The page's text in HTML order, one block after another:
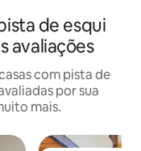
de esqui
avaliações
com pista de
por sua
mais.